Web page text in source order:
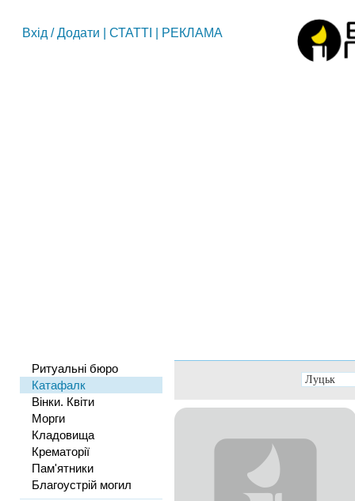
Вхід /Додати СТАТТІ РЕКЛАМА
Ритуальні бюро
Катафалк
Вінки. Квіти
Морги
Кладовища
Крематорії
Пам'ятники
Благоустрій могил